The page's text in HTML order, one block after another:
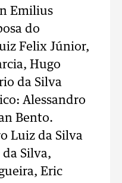
Emilius
do
Felix Júnior,
Hugo
da Silva
Alessandro
Bento.
Luiz da Silva
da Silva,
Eric